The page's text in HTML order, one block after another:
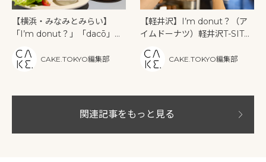
【横浜・みなみとみらい】
「I’m donut？」「dacō」
ハンマーヘッドに初集結。朝
から一日楽しめる食の新スポ
CAKE.TOKYO編集部
【軽井沢】I’m donut？（ア
イムドーナツ）軽井沢T-SITE
種も登場CAKE.TOKYO編集部
関連記事をもっと見る